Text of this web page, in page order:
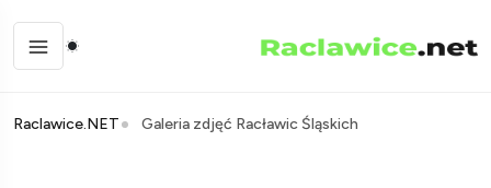
Raclawice.NET Galeria zdjęć Racławic Śląskich